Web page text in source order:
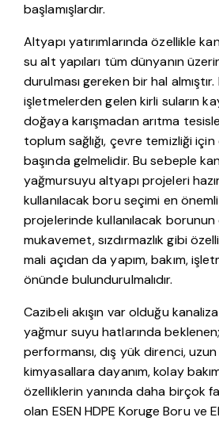
başlamışlardır.
Altyapı yatırımlarında özellikle
su alt yapıları tüm dünyanın
durulması gereken bir hal
işletmelerden gelen kirli suların
doğaya karışmadan arıtma
toplum sağlığı, çevre temizliği
başında gelmelidir. Bu sebeple
yağmursuyu altyapı projeleri
kullanılacak boru seçimi en
projelerinde kullanılacak borunun
mukavemet, sızdırmazlık gibi
mali açıdan da yapım, bakım,
önünde bulundurulmalıdır.
Cazibeli akışın var olduğu
yağmur suyu hatlarında
performansı, dış yük direnci,
kimyasallara dayanım, kolay
özelliklerin yanında daha birçok
olan ESEN HDPE Koruge Boru ve